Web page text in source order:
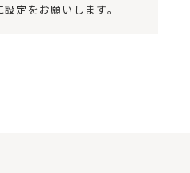
定をお願いします。